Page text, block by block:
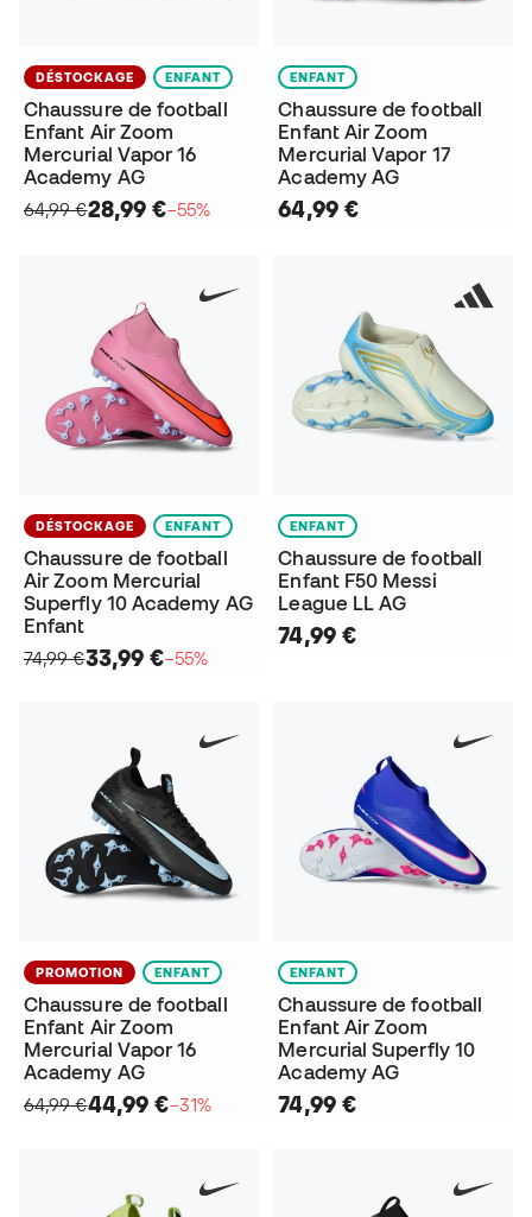
DÉSTOCKAGE ENFANT
Chaussure de football
Enfant Air Zoom
Mercurial Vapor 16
Academy AG
64,99 €28,99 €−55%
ENFANT
Chaussure de football
Enfant Air Zoom
Mercurial Vapor 17
Academy AG
64,99 €
DÉSTOCKAGE ENFANT
Chaussure de football
Air Zoom Mercurial
Superfly 10 Academy AG
Enfant
74,99 €33,99 €−55%
ENFANT
Chaussure de football
Enfant F50 Messi
League LL AG
74,99 €
PROMOTION ENFANT
Chaussure de football
Enfant Air Zoom
Mercurial Vapor 16
Academy AG
64,99 €44,99 €−31%
ENFANT
Chaussure de football
Enfant Air Zoom
Mercurial Superfly 10
Academy AG
74,99 €